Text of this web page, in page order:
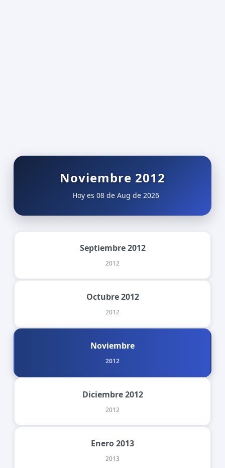
Noviembre 2012
Hoy es 08 de Aug de 2026
Septiembre 2012
2012
Octubre 2012
2012
Noviembre
2012
Diciembre 2012
2012
Enero 2013
2013